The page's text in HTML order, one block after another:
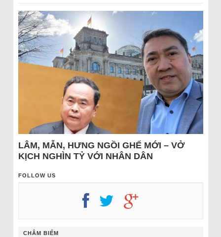
LÂM, MẪN, HƯNG NGỒI GHẾ MỚI – VỞ
KỊCH NGHÌN TỶ VỚI NHÂN DÂN
FOLLOW US
CHÂM BIẾM